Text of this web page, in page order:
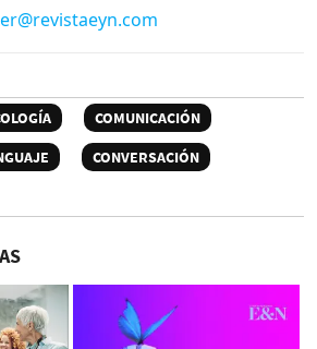
COMUNICACIÓN
CONVERSACIÓN